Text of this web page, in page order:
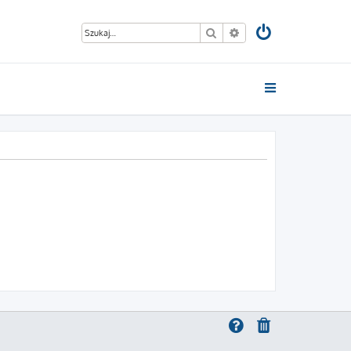
Szukaj Wyszukiwanie